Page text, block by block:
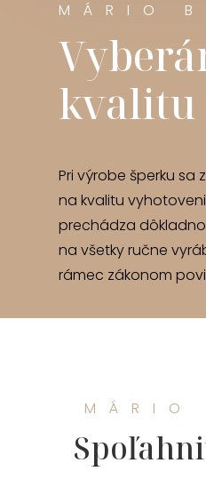
MÁRIO
kvalitu
Pri výrobe šperku sa
na kvalitu
prechádza
na všetky ručne
rámec zákonom
MÁRIO